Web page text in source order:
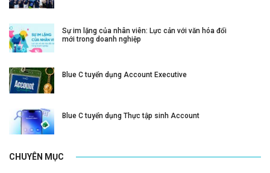
Sự im lặng của nhân viên: Lực cản với văn hóa đổi
mới trong doanh nghiệp
Blue C tuyển dụng Account Executive
Blue C tuyển dụng Thực tập sinh Account
CHUYÊN MỤC